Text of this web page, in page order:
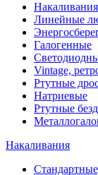
Накаливания
Линейные
Галогенные
Vintage,
Ртутные
Натриевые
Ртутные
Накаливания